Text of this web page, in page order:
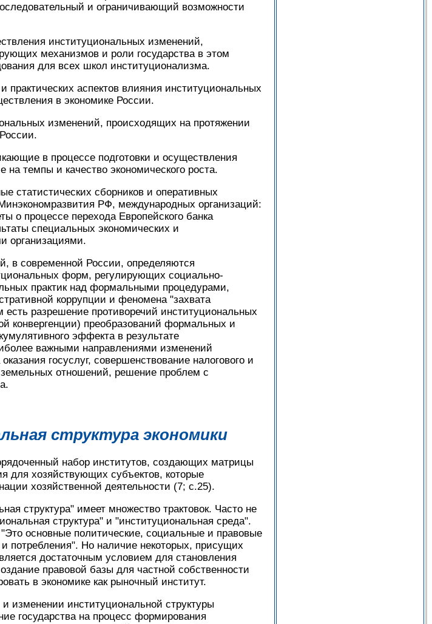
и ограничивающий возможности
институциональных изменений,
механизмов и роли государства в этом
для всех школ институционализма.
аспектов влияния институциональных
в экономике России.
изменений, происходящих на протяжении
в процессе подготовки и осуществления
темпы и качество экономического роста.
статистических сборников и оперативных
РФ, международных организаций:
о процессе перехода Европейского банка
специальных экономических и
организациями.
в современной России, определяются
форм, регулирующих социально-
практик над формальными процедурами,
коррупции и феномена "захвата
есть разрешение противоречий институциональных
конвергенции) преобразований формальных и
эффекта в результате
важными направлениями изменений
госуслуг, совершенствование налогового и
отношений, решение проблем с
структура экономики
набор институтов, создающих матрицы
для хозяйствующих субъектов, которые
хозяйственной деятельности (7; с.25).
структура" имеет множество трактовок. Часто не
структура" и "институциональная среда".
основные политические, социальные и правовые
потребления". Но наличие некоторых, присущих
достаточным условием для становления
правовой базы для частной собственности
в экономике как рыночный институт.
изменении институциональной структуры
государства на процесс формирования